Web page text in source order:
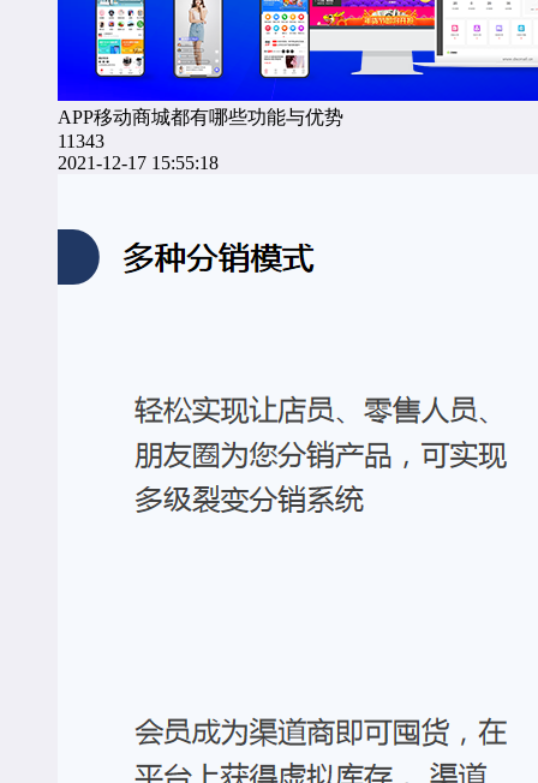
APP移动商城都有哪些功能与优势
11343
2021-12-17 15:55:18